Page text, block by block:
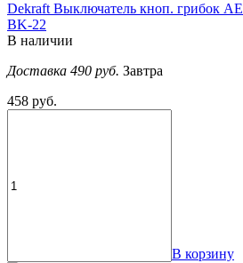
Dekraft Выключатель кноп. грибок
ВK-22
В наличии
Доставка 490 руб. Завтра
458 руб.
В корзину